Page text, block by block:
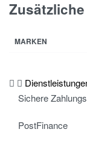
MARKEN
Sichere
PostFinance